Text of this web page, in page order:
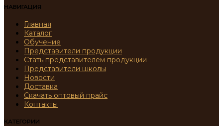
НАВИГАЦИЯ
Главная
Каталог
Обучение
Представители продукции
Стать представителем продукции
Представители школы
Новости
Доставка
Скачать оптовый прайс
Контакты
КАТЕГОРИИ